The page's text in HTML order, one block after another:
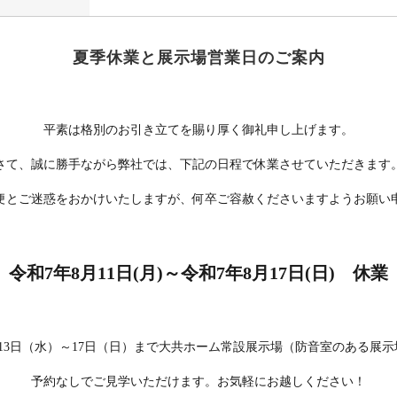
夏季休業と展示場営業日のご案内
平素は格別のお引き立てを賜り厚く御礼申し上げます。
て、誠に勝手ながら弊社では、下記の日程で休業させていただきます
とご迷惑をおかけいたしますが、何卒ご容赦くださいますようお願い
令和7年8月11日(月)～令和7年8月17日(日) 休業
日（水）～17日（日）まで大共ホーム常設展示場（防音室のある展示
予約なしでご見学いただけます。お気軽にお越しください！